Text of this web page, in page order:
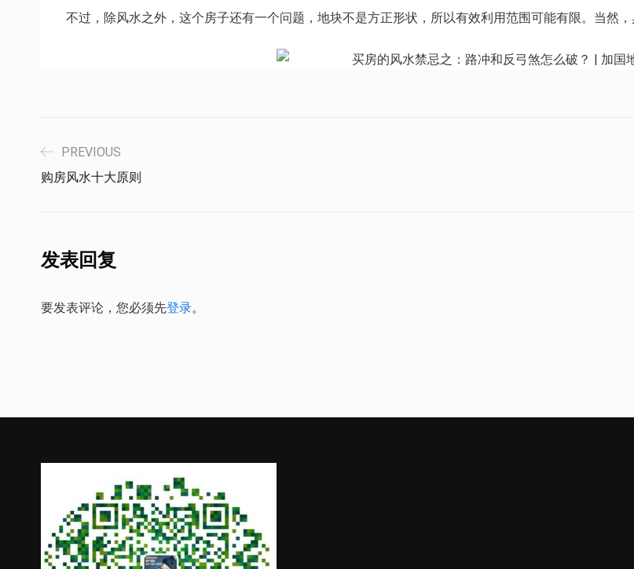
不过，除风水之外，这个房子还有一个问题，地块不是方正形状，所以有效利用范围可能有限。当然，
PREVIOUS
购房风水十大原则
发表回复
要发表评论，您必须先登录。